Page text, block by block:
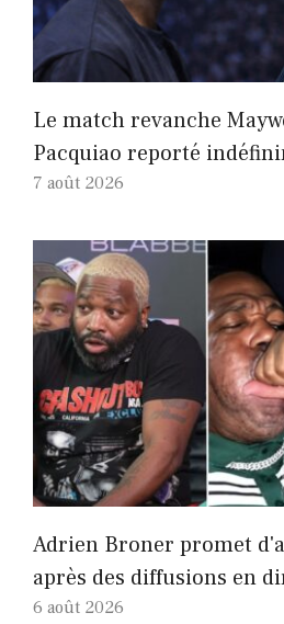
Le match revanche
Pacquiao reporté
7 août 2026
Adrien Broner promet
après des diffusions en
6 août 2026